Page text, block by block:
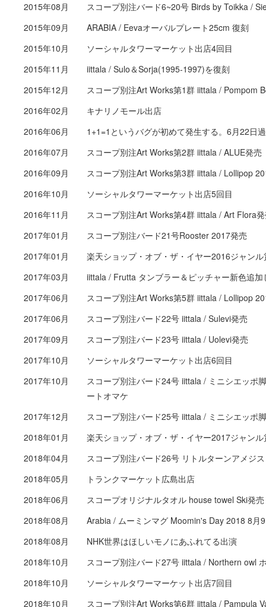
2015年08月
スコープ別注バード6~20号 Birds by Toikka /
2015年09月
ARABIA / Eevaオーバルプレート25cm 復刻
2015年10月
ソーシャルタワーマーケット出店4回目
2015年11月
iittala / Sulo＆Sorja(1995-1997)を復刻
2015年12月
スコープ別注Art Works第1群 iittala / Pompom
2016年02月
キナリノモール出店
2016年06月
1+1=1というバグが初めて発生する。6月22日
2016年07月
スコープ別注Art Works第2群 iittala / ALUE発売
2016年09月
スコープ別注Art Works第3群 iittala / Lollipop
2016年10月
ソーシャルタワーマーケット出店5回目
2016年11月
スコープ別注Art Works第4群 iittala / Art Flora
2017年01月
スコープ別注バード21号Rooster 2017発売
2017年01月
楽天ショップ・オブ・ザ・イヤー2016ジャン
2017年03月
iittala / Frutta タンブラー＆ピッチャー新色追加
2017年06月
スコープ別注Art Works第5群 iittala / Lollipop
2017年06月
スコープ別注バード22号 iittala / Sulevi発売
2017年09月
スコープ別注バード23号 iittala / Uolevi発売
2017年10月
ソーシャルタワーマーケット出店6回目
2017年10月
スコープ別注バード24号 iittala / ミニシエッポ
ートオマケ
2017年12月
スコープ別注バード25号 iittala / ミニシエッポ
2018年01月
楽天ショップ・オブ・ザ・イヤー2017ジャン
2018年04月
スコープ別注バード26号 リトルターンアメジ
2018年05月
トランクマーケット広島出店
2018年06月
スコープオリジナルタオル house towel Ski発売
2018年08月
Arabia / ムーミンマグ Moomin's Day 2018 8月
2018年08月
NHK世界はほしいモノにあふれてる出演
2018年10月
スコープ別注バード27号 iittala / Northern owl
2018年10月
ソーシャルタワーマーケット出店7回目
2018年10月
スコープ別注Art Works第6群 iittala / Pampula